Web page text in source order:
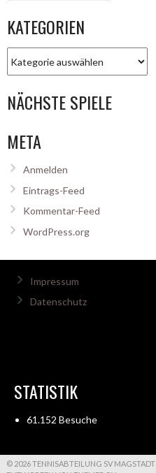
KATEGORIEN
NÄCHSTE SPIELE
META
Anmelden
Eintrags-Feed
Kommentar-Feed
WordPress.org
Impressum
Datenschutz
STATISTIK
61.152 Besuche
© 2026 TENNISABTEILUNG SV MAGSTADT